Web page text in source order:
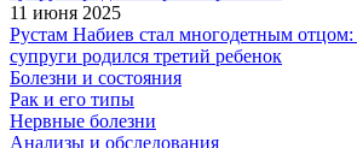
11 июня 2025
Рустам Набиев стал многодетным отцом:
супруги родился третий ребенок
Болезни и состояния
Рак и его типы
Нервные болезни
Анализы и обследования